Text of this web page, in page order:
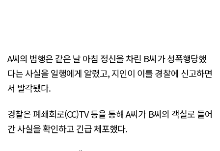
A씨의 범행은 같은 날 아침 정신을 차린 B씨가 성폭행당했
다는 사실을 일행에게 알렸고, 지인이 이를 경찰에 신고하면
서 발각됐다.
경찰은 폐쇄회로(CC)TV 등을 통해 A씨가 B씨의 객실로 들어
간 사실을 확인하고 긴급 체포했다.